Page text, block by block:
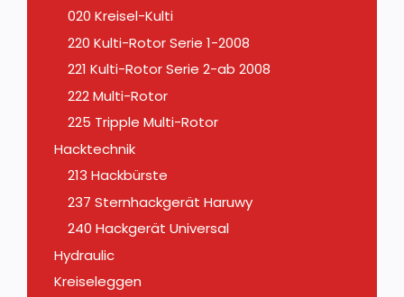
020 Kreisel-Kulti
220 Kulti-Rotor Serie 1-2008
221 Kulti-Rotor Serie 2-ab 2008
222 Multi-Rotor
225 Tripple Multi-Rotor
Hacktechnik
213 Hackbürste
237 Sternhackgerät Haruwy
240 Hackgerät Universal
Hydraulic
Kreiseleggen